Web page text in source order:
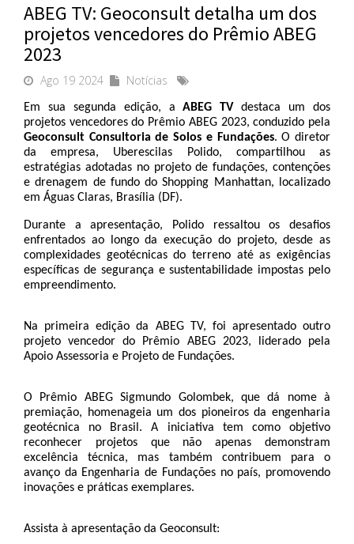
ABEG TV: Geoconsult detalha um dos
projetos vencedores do Prêmio ABEG
2023
Ago 19 2024 Notícias
Em sua segunda edição, a ABEG TV destaca um dos
Geoconsult Consultoria de Solos e Fundações. O diretor
da empresa, Uberescilas Polido, compartilhou as
estratégias adotadas no projeto de fundações, contenções
e drenagem de fundo do Shopping Manhattan, localizado
em Águas Claras, Brasília (DF).
Durante a apresentação, Polido ressaltou os desafios
enfrentados ao longo da execução do projeto, desde as
complexidades geotécnicas do terreno até as exigências
específicas de segurança e sustentabilidade impostas pelo
empreendimento.
Na primeira edição da ABEG TV, foi apresentado outro
projeto vencedor do Prêmio ABEG 2023, liderado pela
Apoio Assessoria e Projeto de Fundações.
O Prêmio ABEG Sigmundo Golombek, que dá nome à
premiação, homenageia um dos pioneiros da engenharia
geotécnica no Brasil. A iniciativa tem como objetivo
reconhecer projetos que não apenas demonstram
excelência técnica, mas também contribuem para o
avanço da Engenharia de Fundações no país, promovendo
inovações e práticas exemplares.
Assista à apresentação da Geoconsult: